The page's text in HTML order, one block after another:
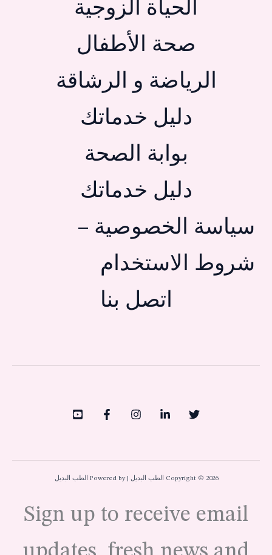
الحياة الزوجية
صحة الأطفال
الرياضة و الرشاقة
دليل خدماتك
بوابة الصحة
دليل خدماتك
سياسة الخصوصية –
شروط الاستخدام
اتصل بنا
Copyright © 2026 الطب البديل | Powered by الطب البديل
Sign up to receive email